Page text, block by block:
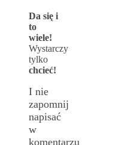
Da się i
to
wiele!
Wystarczy
tylko
chcieć!
I nie
zapomnij
napisać
w
komentarzu